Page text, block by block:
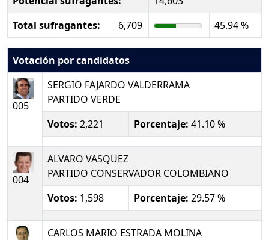
Total sufragantes:
6,709 45.94 %
Votación por candidatos
005
SERGIO FAJARDO VALDERRAMA
PARTIDO VERDE
Votos: 2,221 Porcentaje: 41.10 %
004
ALVARO VASQUEZ
PARTIDO CONSERVADOR COLOMBIANO
Votos: 1,598 Porcentaje: 29.57 %
CARLOS MARIO ESTRADA MOLINA